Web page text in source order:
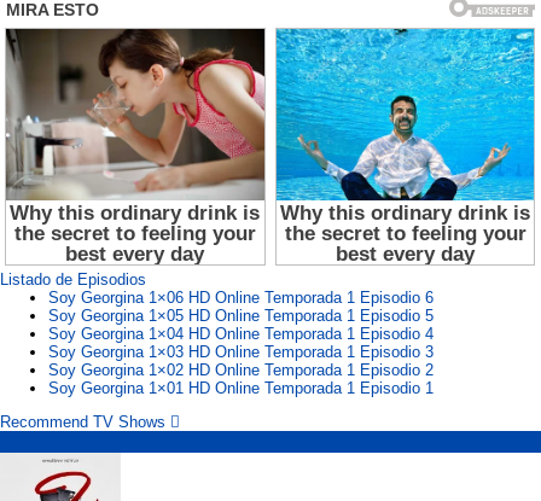
Listado de Episodios
Soy Georgina 1×06 HD Online Temporada 1 Episodio 6
Soy Georgina 1×05 HD Online Temporada 1 Episodio 5
Soy Georgina 1×04 HD Online Temporada 1 Episodio 4
Soy Georgina 1×03 HD Online Temporada 1 Episodio 3
Soy Georgina 1×02 HD Online Temporada 1 Episodio 2
Soy Georgina 1×01 HD Online Temporada 1 Episodio 1
Recommend TV Shows